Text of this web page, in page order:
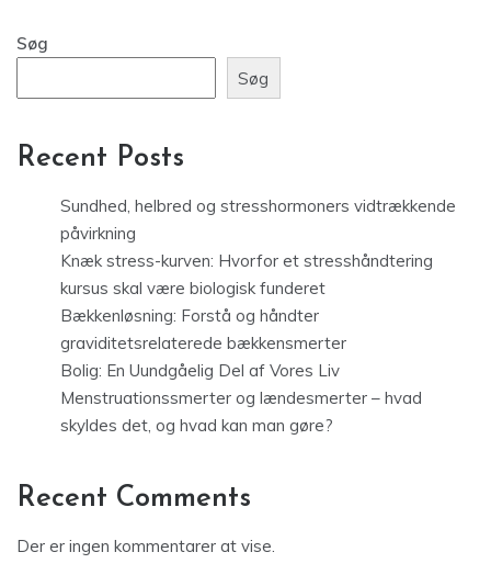
Søg
Søg
Recent Posts
Sundhed, helbred og stresshormoners vidtrækkende
påvirkning
Knæk stress-kurven: Hvorfor et stresshåndtering
kursus skal være biologisk funderet
Bækkenløsning: Forstå og håndter
graviditetsrelaterede bækkensmerter
Bolig: En Uundgåelig Del af Vores Liv
Menstruationssmerter og lændesmerter – hvad
skyldes det, og hvad kan man gøre?
Recent Comments
Der er ingen kommentarer at vise.